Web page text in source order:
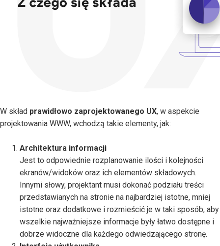
W skład prawidłowo zaprojektowanego UX, w aspekcie
projektowania WWW, wchodzą takie elementy, jak:
Architektura informacji
Jest to odpowiednie rozplanowanie ilości i kolejności
ekranów/widoków oraz ich elementów składowych.
Innymi słowy, projektant musi dokonać podziału treści
przedstawianych na stronie na najbardziej istotne, mniej
istotne oraz dodatkowe i rozmieścić je w taki sposób, aby
wszelkie najważniejsze informacje były łatwo dostępne i
dobrze widoczne dla każdego odwiedzającego stronę.